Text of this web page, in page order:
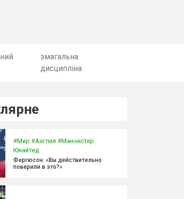
змагальна
дисципліна
#Мир #Англия #Манчестер
Юнайтед
Фергюсон: «Вы действительно
поверили в это?»